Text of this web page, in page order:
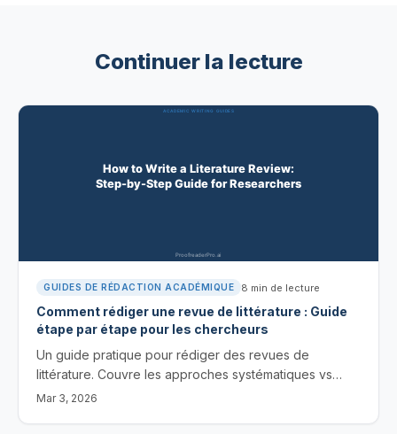
Continuer la lecture
GUIDES DE RÉDACTION ACADÉMIQUE 8 min de lecture
Comment rédiger une revue de littérature : Guide
étape par étape pour les chercheurs
Un guide pratique pour rédiger des revues de
littérature. Couvre les approches systématiques vs
narratives, l'organisation des sources et les techniques
Mar 3, 2026